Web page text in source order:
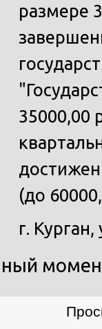
размере
35000,00
(до
г. Курган,